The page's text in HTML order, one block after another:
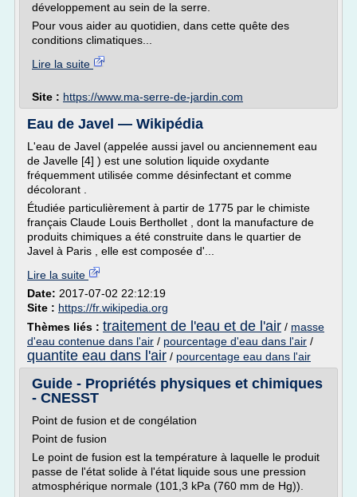
développement au sein de la serre.
Pour vous aider au quotidien, dans cette quête des
conditions climatiques...
Lire la suite
Site : https://www.ma-serre-de-jardin.com
Eau de Javel — Wikipédia
L'eau de Javel (appelée aussi javel ou anciennement eau
de Javelle [4] ) est une solution liquide oxydante
fréquemment utilisée comme désinfectant et comme
décolorant .
Étudiée particulièrement à partir de 1775 par le chimiste
français Claude Louis Berthollet , dont la manufacture de
produits chimiques a été construite dans le quartier de
Javel à Paris , elle est composée d'...
Lire la suite
Date: 2017-07-02 22:12:19
Site : https://fr.wikipedia.org
Thèmes liés : traitement de l'eau et de l'air / masse
d'eau contenue dans l'air / pourcentage d'eau dans l'air /
quantite eau dans l'air / pourcentage eau dans l'air
Guide - Propriétés physiques et chimiques
- CNESST
Point de fusion et de congélation
Point de fusion
Le point de fusion est la température à laquelle le produit
passe de l'état solide à l'état liquide sous une pression
atmosphérique normale (101,3 kPa (760 mm de Hg)).